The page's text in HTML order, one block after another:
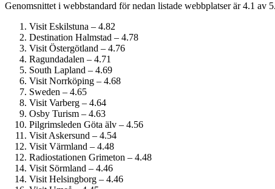
Genomsnittet i webbstandard för nedan listade webbplatser är 4.1 av 5.
Visit Eskilstuna – 4.82
Destination Halmstad – 4.78
Visit Östergötland – 4.76
Ragundadalen – 4.71
South Lapland – 4.69
Visit Norrköping – 4.68
Sweden – 4.65
Visit Varberg – 4.64
Osby Turism – 4.63
Pilgrimsleden Göta älv – 4.56
Visit Askersund – 4.54
Visit Värmland – 4.48
Radiostationen Grimeton – 4.48
Visit Sörmland – 4.46
Visit Helsingborg – 4.46